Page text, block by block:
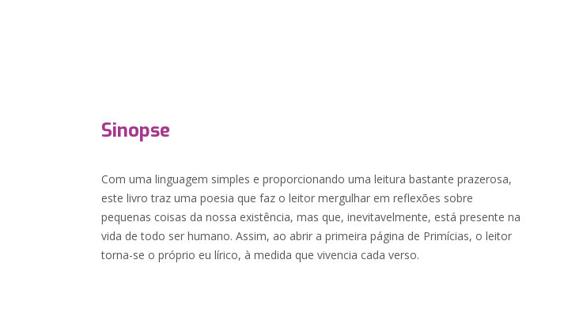
Sinopse
Com uma linguagem simples e proporcionando uma leitura bastante prazerosa,
este livro traz uma poesia que faz o leitor mergulhar em reflexões sobre
pequenas coisas da nossa existência, mas que, inevitavelmente, está presente na
vida de todo ser humano. Assim, ao abrir a primeira página de Primícias, o leitor
torna-se o próprio eu lírico, à medida que vivencia cada verso.